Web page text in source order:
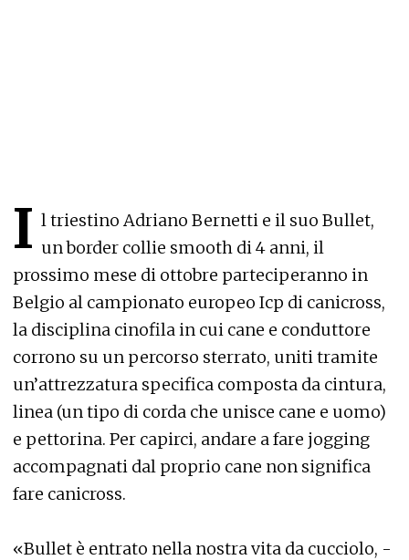
I l triestino Adriano Bernetti e il suo Bullet,
un border collie smooth di 4 anni, il
prossimo mese di ottobre parteciperanno in
Belgio al campionato europeo Icp di canicross,
la disciplina cinofila in cui cane e conduttore
corrono su un percorso sterrato, uniti tramite
un’attrezzatura specifica composta da cintura,
linea (un tipo di corda che unisce cane e uomo)
e pettorina. Per capirci, andare a fare jogging
accompagnati dal proprio cane non significa
fare canicross.
«Bullet è entrato nella nostra vita da cucciolo, -